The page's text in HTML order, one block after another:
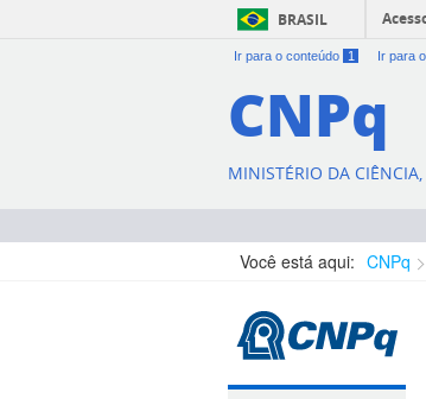
BRASIL
Ir para o conteúdo 1 Ir para
CNPq
MINISTÉRIO DA
Você está aqui: CNPq